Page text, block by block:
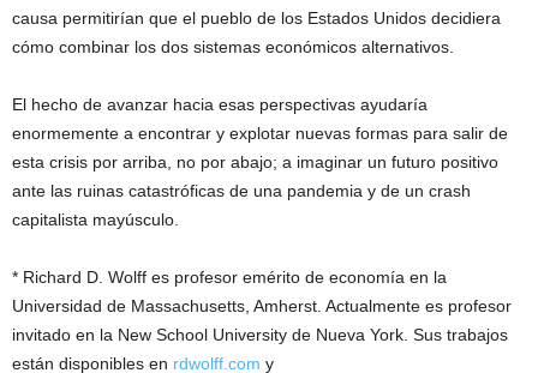
causa permitirían que el pueblo de los Estados Unidos decidiera
cómo combinar los dos sistemas económicos alternativos.
El hecho de avanzar hacia esas perspectivas ayudaría
enormemente a encontrar y explotar nuevas formas para salir de
esta crisis por arriba, no por abajo; a imaginar un futuro positivo
ante las ruinas catastróficas de una pandemia y de un crash
capitalista mayúsculo.
* Richard D. Wolff es profesor emérito de economía en la
Universidad de Massachusetts, Amherst. Actualmente es profesor
invitado en la New School University de Nueva York. Sus trabajos
están disponibles en rdwolff.com y